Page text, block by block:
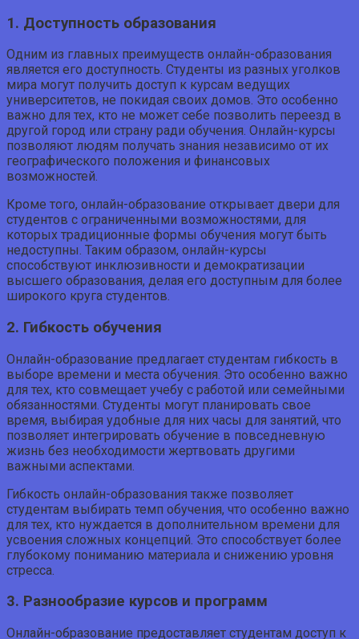
1. Доступность образования
Одним из главных преимуществ онлайн-образования
является его доступность. Студенты из разных уголков
мира могут получить доступ к курсам ведущих
университетов, не покидая своих домов. Это особенно
важно для тех, кто не может себе позволить переезд в
другой город или страну ради обучения. Онлайн-курсы
позволяют людям получать знания независимо от их
географического положения и финансовых
возможностей.
Кроме того, онлайн-образование открывает двери для
студентов с ограниченными возможностями, для
которых традиционные формы обучения могут быть
недоступны. Таким образом, онлайн-курсы
способствуют инклюзивности и демократизации
высшего образования, делая его доступным для более
широкого круга студентов.
2. Гибкость обучения
Онлайн-образование предлагает студентам гибкость в
выборе времени и места обучения. Это особенно важно
для тех, кто совмещает учебу с работой или семейными
обязанностями. Студенты могут планировать свое
время, выбирая удобные для них часы для занятий, что
позволяет интегрировать обучение в повседневную
жизнь без необходимости жертвовать другими
важными аспектами.
Гибкость онлайн-образования также позволяет
студентам выбирать темп обучения, что особенно важно
для тех, кто нуждается в дополнительном времени для
усвоения сложных концепций. Это способствует более
глубокому пониманию материала и снижению уровня
стресса.
3. Разнообразие курсов и программ
Онлайн-образование предоставляет студентам доступ к